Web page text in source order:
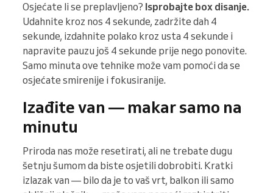
Osjećate li se preplavljeno? Isprobajte box disanje.
Udahnite kroz nos 4 sekunde, zadržite dah 4
sekunde, izdahnite polako kroz usta 4 sekunde i
napravite pauzu još 4 sekunde prije nego ponovite.
Samo minuta ove tehnike može vam pomoći da se
osjećate smirenije i fokusiranije.
Izađite van — makar samo na
minutu
Priroda nas može resetirati, ali ne trebate dugu
šetnju šumom da biste osjetili dobrobiti. Kratki
izlazak van — bilo da je to vaš vrt, balkon ili samo